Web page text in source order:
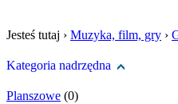
Jesteś tutaj › Muzyka, film, gry ›
Kategoria nadrzędna
Planszowe (0)